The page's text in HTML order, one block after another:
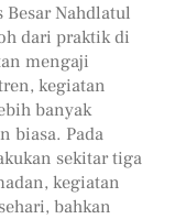
Besar Nahdlatul
dari praktik di
mengaji
kegiatan
banyak
biasa. Pada
sekitar tiga
kegiatan
bahkan